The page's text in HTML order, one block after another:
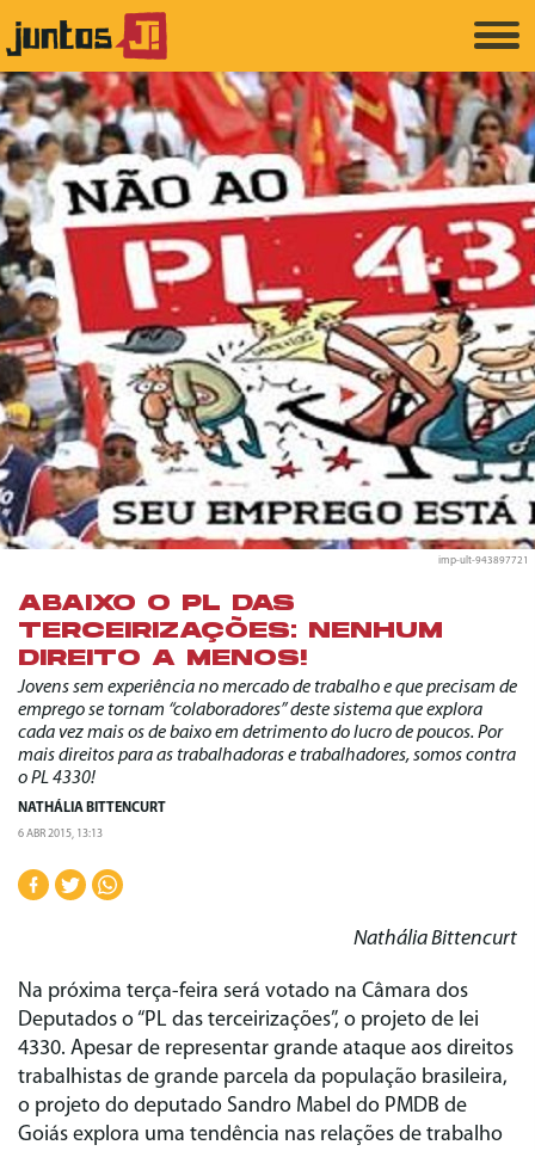
imp-ult-943897721
ABAIXO O PL DAS
TERCEIRIZAÇÕES: NENHUM
DIREITO A MENOS!
Jovens sem experiência no mercado de trabalho e que precisam de
emprego se tornam “colaboradores” deste sistema que explora
cada vez mais os de baixo em detrimento do lucro de poucos. Por
mais direitos para as trabalhadoras e trabalhadores, somos contra
o PL 4330!
NATHÁLIA BITTENCURT
6 ABR 2015, 13:13
Nathália Bittencurt
Na próxima terça-feira será votado na Câmara dos
Deputados o “PL das terceirizações”, o projeto de lei
4330. Apesar de representar grande ataque aos direitos
trabalhistas de grande parcela da população brasileira,
o projeto do deputado Sandro Mabel do PMDB de
Goiás explora uma tendência nas relações de trabalho